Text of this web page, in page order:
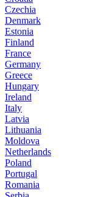
Czechia
Denmark
Estonia
Finland
France
Germany
Greece
Hungary
Ireland
Italy
Latvia
Lithuania
Moldova
Netherlands
Poland
Portugal
Romania